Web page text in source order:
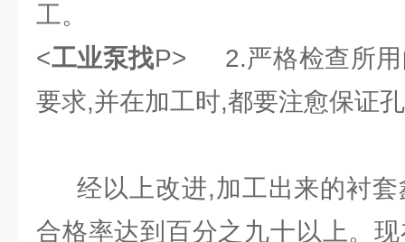
工。
<工业泵找P> 2.严格检查所用
要求,并在加工时,都要注愈保证
经以上改进,加工出来的衬套
合格率达到百分之九十以上。